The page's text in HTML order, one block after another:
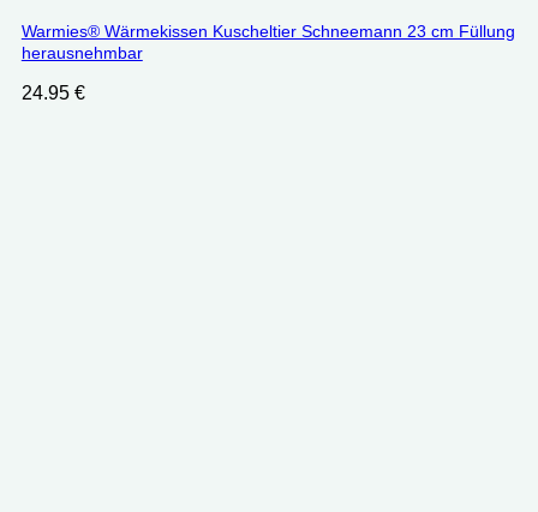
Warmies® Wärmekissen Kuscheltier Schneemann 23 cm Füllung
herausnehmbar
24.95 €